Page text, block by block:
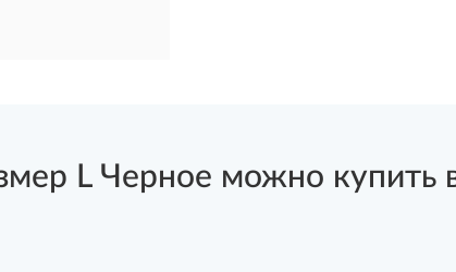
L Черное можно купить